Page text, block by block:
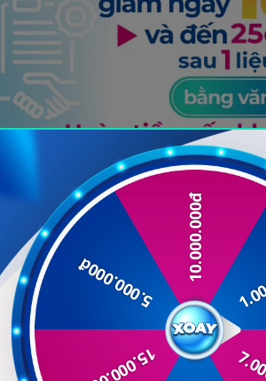
trò của từng nhóm
màu sắc của thực phẩm đại
mang lại những lợi ích sức
hợp chất thực vật chính,
màu.